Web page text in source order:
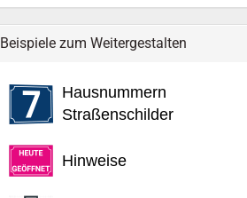
Beispiele zum Weitergestalten
Hausnummern
Straßenschilder
Hinweise